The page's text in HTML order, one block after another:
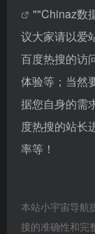
""Chinaz数
议大家请以爱
百度热搜的访
体验等；当然
据您自身的需
度热搜的站长
率等！
本站小宇宙导航
接的准确性和完